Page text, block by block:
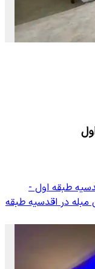
طبقه اول -
مبله در اقدسیه طبقه